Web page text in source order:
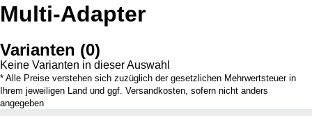
Multi-Adapter
Varianten (0)
Keine Varianten in dieser Auswahl
* Alle Preise verstehen sich zuzüglich der gesetzlichen Mehrwertsteuer in
Ihrem jeweiligen Land und ggf. Versandkosten, sofern nicht anders
angegeben